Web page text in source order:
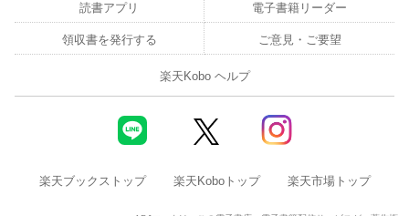
読書アプリ 電子書籍リーダー
領収書を発行する ご意見・ご要望
楽天Kobo ヘルプ
楽天ブックストップ 楽天Koboトップ 楽天市場トップ